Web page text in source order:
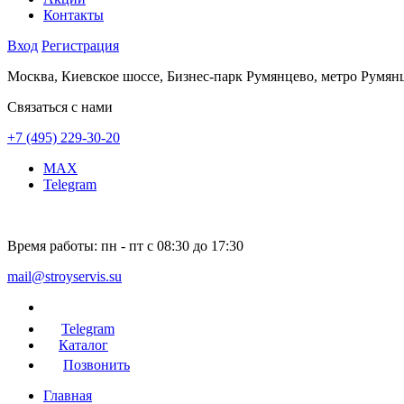
Контакты
Вход Регистрация
Москва, Киевское шоссе, Бизнес-парк Румянцево, метро
Связаться с нами
+7 (495) 229-30-20
MAX
Telegram
Время работы: пн - пт с 08:30 до 17:30
mail@stroyservis.su
Telegram
Каталог
Позвонить
Главная